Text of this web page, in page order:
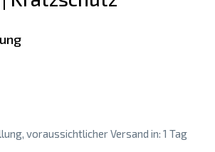
voraussichtlicher Versand in: 1 Tag